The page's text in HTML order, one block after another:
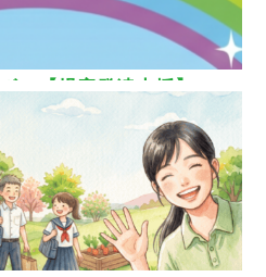
ー【児童発達支援】